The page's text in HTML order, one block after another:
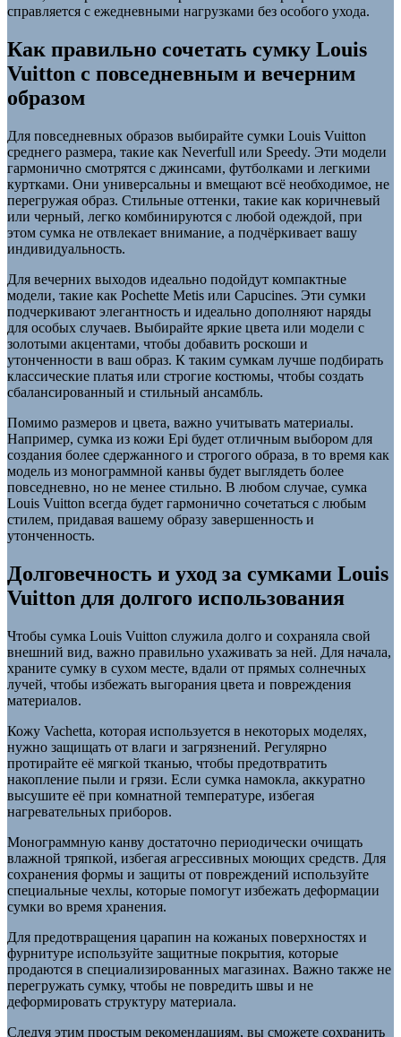
справляется с ежедневными нагрузками без особого ухода.
Как правильно сочетать сумку Louis
Vuitton с повседневным и вечерним
образом
Для повседневных образов выбирайте сумки Louis Vuitton
среднего размера, такие как Neverfull или Speedy. Эти модели
гармонично смотрятся с джинсами, футболками и легкими
куртками. Они универсальны и вмещают всё необходимое, не
перегружая образ. Стильные оттенки, такие как коричневый
или черный, легко комбинируются с любой одеждой, при
этом сумка не отвлекает внимание, а подчёркивает вашу
индивидуальность.
Для вечерних выходов идеально подойдут компактные
модели, такие как Pochette Metis или Capucines. Эти сумки
подчеркивают элегантность и идеально дополняют наряды
для особых случаев. Выбирайте яркие цвета или модели с
золотыми акцентами, чтобы добавить роскоши и
утонченности в ваш образ. К таким сумкам лучше подбирать
классические платья или строгие костюмы, чтобы создать
сбалансированный и стильный ансамбль.
Помимо размеров и цвета, важно учитывать материалы.
Например, сумка из кожи Epi будет отличным выбором для
создания более сдержанного и строгого образа, в то время как
модель из монограммной канвы будет выглядеть более
повседневно, но не менее стильно. В любом случае, сумка
Louis Vuitton всегда будет гармонично сочетаться с любым
стилем, придавая вашему образу завершенность и
утонченность.
Долговечность и уход за сумками Louis
Vuitton для долгого использования
Чтобы сумка Louis Vuitton служила долго и сохраняла свой
внешний вид, важно правильно ухаживать за ней. Для начала,
храните сумку в сухом месте, вдали от прямых солнечных
лучей, чтобы избежать выгорания цвета и повреждения
материалов.
Кожу Vachetta, которая используется в некоторых моделях,
нужно защищать от влаги и загрязнений. Регулярно
протирайте её мягкой тканью, чтобы предотвратить
накопление пыли и грязи. Если сумка намокла, аккуратно
высушите её при комнатной температуре, избегая
нагревательных приборов.
Монограммную канву достаточно периодически очищать
влажной тряпкой, избегая агрессивных моющих средств. Для
сохранения формы и защиты от повреждений используйте
специальные чехлы, которые помогут избежать деформации
сумки во время хранения.
Для предотвращения царапин на кожаных поверхностях и
фурнитуре используйте защитные покрытия, которые
продаются в специализированных магазинах. Важно также не
перегружать сумку, чтобы не повредить швы и не
деформировать структуру материала.
Следуя этим простым рекомендациям, вы сможете сохранить